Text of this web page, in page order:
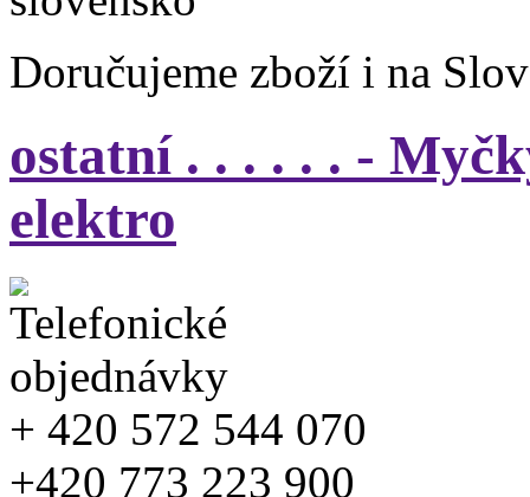
Doručujeme zboží i na
ostatní . . . . . . -
elektro
+ 420 572 544 070
+420 773 223 900